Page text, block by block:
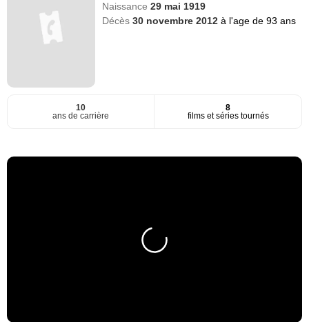
Naissance29 mai 1919
Décès30 novembre 2012à l'age de 93 ans
10
ans de carrière
8
films et séries tournés